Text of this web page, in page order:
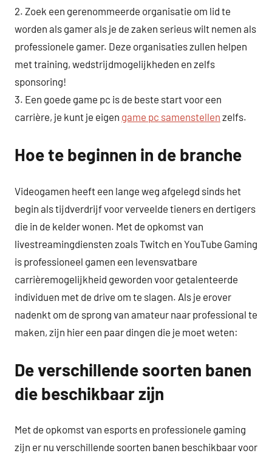
2. Zoek een gerenommeerde organisatie om lid te
worden als gamer als je de zaken serieus wilt nemen als
professionele gamer. Deze organisaties zullen helpen
met training, wedstrijdmogelijkheden en zelfs
sponsoring!
3. Een goede game pc is de beste start voor een
carrière, je kunt je eigen game pc samenstellen zelfs.
Hoe te beginnen in de branche
Videogamen heeft een lange weg afgelegd sinds het
begin als tijdverdrijf voor verveelde tieners en dertigers
die in de kelder wonen. Met de opkomst van
livestreamingdiensten zoals Twitch en YouTube Gaming
is professioneel gamen een levensvatbare
carrièremogelijkheid geworden voor getalenteerde
individuen met de drive om te slagen. Als je erover
nadenkt om de sprong van amateur naar professional te
maken, zijn hier een paar dingen die je moet weten:
De verschillende soorten banen
die beschikbaar zijn
Met de opkomst van esports en professionele gaming
zijn er nu verschillende soorten banen beschikbaar voor